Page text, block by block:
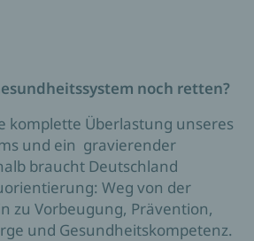
noch retten?
komplette Überlastung unseres
und ein gravierender
braucht Deutschland
Weg von der
zu Vorbeugung, Prävention,
und Gesundheitskompetenz.